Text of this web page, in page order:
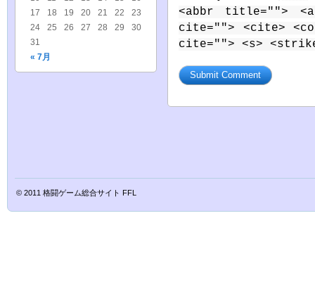
<abbr title="">
cite=""> <cite>
cite=""> <s>
« 7月
17
18 19 20 21 22
23
24
25 26 27 28 29
30
31
© 2011 格闘ゲーム総合サイト FFL